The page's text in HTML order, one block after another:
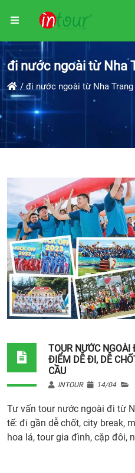
đi nước ngoài từ Nha
đi nước ngoài từ Nha Trang
TOUR NƯỚC
ĐIỂM DỄ ĐI, DỄ
CẦU
INTOUR 14/04
Tư vấn tour nước ngoài đi từ
tế: đi gần dễ chốt, city break,
hoa lá, tour gia đình, cặp đôi,